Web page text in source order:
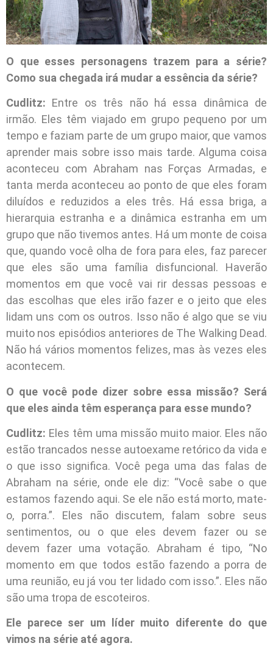
O que esses personagens trazem para a série?
Como sua chegada irá mudar a essência da série?
Cudlitz: Entre os três não há essa dinâmica de
irmão. Eles têm viajado em grupo pequeno por um
tempo e faziam parte de um grupo maior, que vamos
aprender mais sobre isso mais tarde. Alguma coisa
aconteceu com Abraham nas Forças Armadas, e
tanta merda aconteceu ao ponto de que eles foram
diluídos e reduzidos a eles três. Há essa briga, a
hierarquia estranha e a dinâmica estranha em um
grupo que não tivemos antes. Há um monte de coisa
que, quando você olha de fora para eles, faz parecer
que eles são uma família disfuncional. Haverão
momentos em que você vai rir dessas pessoas e
das escolhas que eles irão fazer e o jeito que eles
lidam uns com os outros. Isso não é algo que se viu
muito nos episódios anteriores de The Walking Dead.
Não há vários momentos felizes, mas às vezes eles
acontecem.
O que você pode dizer sobre essa missão? Será
que eles ainda têm esperança para esse mundo?
Cudlitz: Eles têm uma missão muito maior. Eles não
estão trancados nesse autoexame retórico da vida e
o que isso significa. Você pega uma das falas de
Abraham na série, onde ele diz: “Você sabe o que
estamos fazendo aqui. Se ele não está morto, mate-
o, porra.”. Eles não discutem, falam sobre seus
sentimentos, ou o que eles devem fazer ou se
devem fazer uma votação. Abraham é tipo, “No
momento em que todos estão fazendo a porra de
uma reunião, eu já vou ter lidado com isso.”. Eles não
são uma tropa de escoteiros.
Ele parece ser um líder muito diferente do que
vimos na série até agora.